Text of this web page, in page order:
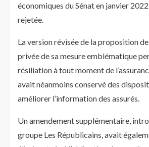
économiques du Sénat en janvier
rejetée.
La version révisée de la proposition
privée de sa mesure emblématique
résiliation à tout moment de
avait néanmoins conservé des
améliorer l’information des assurés.
Un amendement supplémentaire,
groupe Les Républicains, avait